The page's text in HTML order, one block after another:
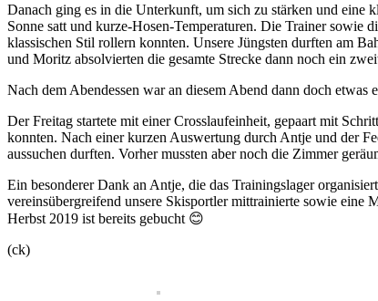
Danach ging es in die Unterkunft, um sich zu stärken und eine
Sonne satt und kurze-Hosen-Temperaturen. Die Trainer sowie
klassischen Stil rollern konnten. Unsere Jüngsten durften am
und Moritz absolvierten die gesamte Strecke dann noch ein
Nach dem Abendessen war an diesem Abend dann doch
Der Freitag startete mit einer Crosslaufeinheit, gepaart mit
konnten. Nach einer kurzen Auswertung durch Antje und der
aussuchen durften. Vorher mussten aber noch die Zimmer
Ein besonderer Dank an Antje, die das Trainingslager
vereinsübergreifend unsere Skisportler mittrainierte sowie eine
Herbst 2019 ist bereits gebucht 😊
(ck)